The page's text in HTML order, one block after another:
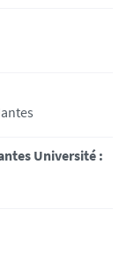
Université :